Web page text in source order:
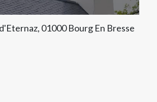
01000 Bourg En Bresse